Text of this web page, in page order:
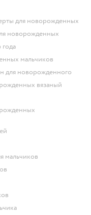
для новорожденных
новорожденных
года
мальчиков
для новорожденного
вязаный
мальчиков